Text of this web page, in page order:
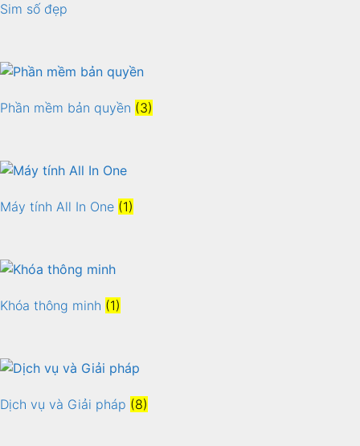
Sim số đẹp
Phần mềm bản quyền (3)
Máy tính All In One (1)
Khóa thông minh (1)
Dịch vụ và Giải pháp (8)